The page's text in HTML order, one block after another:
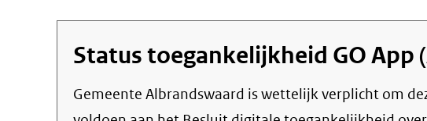
Status toegankelijkheid GO App
Gemeente Albrandswaard is wettelijk verplicht om